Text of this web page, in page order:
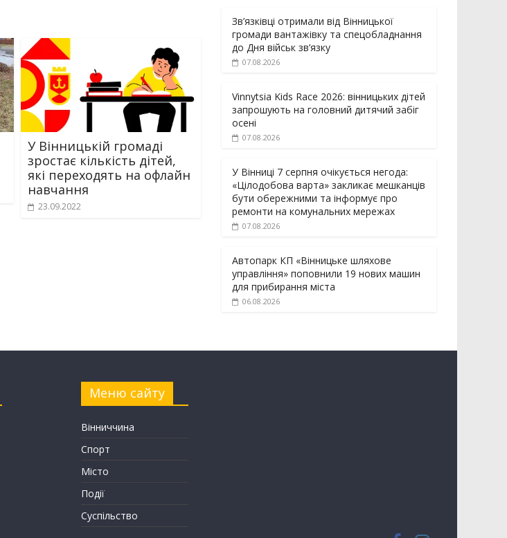
У Вінницькій громаді
зростає кількість дітей,
які переходять на офлайн
навчання
23.09.2022
Зв’язківці отримали від Вінницької
громади вантажівку та спецобладнання
до Дня військ зв’язку
07.08.2026
Vinnytsia Kids Race 2026: вінницьких дітей
запрошують на головний дитячий забіг
осені
07.08.2026
У Вінниці 7 серпня очікується негода:
«Цілодобова варта» закликає мешканців
бути обережними та інформує про
ремонти на комунальних мережах
07.08.2026
Автопарк КП «Вінницьке шляхове
управління» поповнили 19 нових машин
для прибирання міста
06.08.2026
Меню сайту
Вінниччина
Спорт
Місто
Події
Суспільство